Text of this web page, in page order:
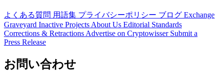
よくある質問 用語集 プライバシーポリシー ブログ Exchange
Graveyard Inactive Projects About Us Editorial Standards
Corrections & Retractions Advertise on Cryptowisser Submit a
Press Release
お問い合わせ